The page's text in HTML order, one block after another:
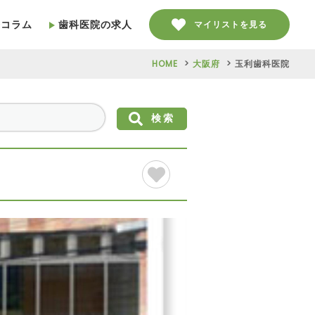
ラム 歯科医院の求人 マイリストを見る
HOME 大阪府 玉利歯科医院
検索